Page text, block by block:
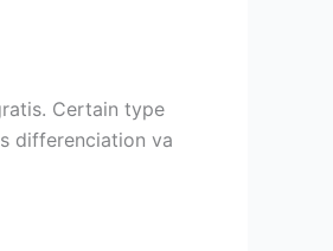
Certain type
differenciation va